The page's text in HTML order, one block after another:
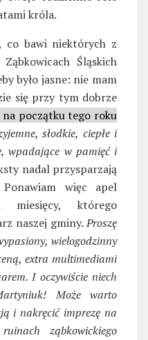
króla.
co bawi niektórych z
Śląskich
było jasne: nie mam
się przy tym dobrze
na początku tego roku
słodkie, ciepłe i
wpadające w pamięć i
nadal przysparzają
Ponawiam więc apel
którego
naszej gminy.Proszę
wielogodzinny
extra multimediami
I oczywiście niech
Może warto
i nakręcić imprezę na
ząbkowickiego